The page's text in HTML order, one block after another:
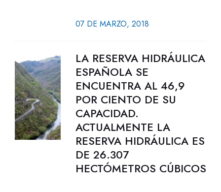
07 DE MARZO, 2018
LA RESERVA HIDRÁULICA
ESPAÑOLA SE
ENCUENTRA AL 46,9
POR CIENTO DE SU
CAPACIDAD.
ACTUALMENTE LA
RESERVA HIDRÁULICA ES
DE 26.307
HECTÓMETROS CÚBICOS